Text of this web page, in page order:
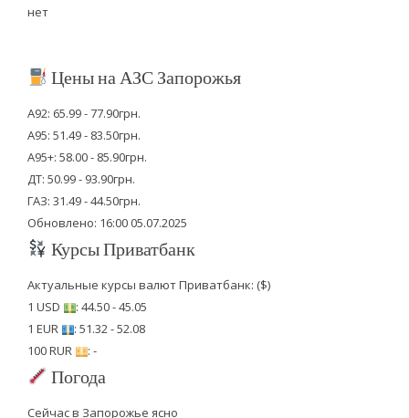
нет
Цены на АЗС Запорожья
А92: 65.99 - 77.90грн.
А95: 51.49 - 83.50грн.
А95+: 58.00 - 85.90грн.
ДТ: 50.99 - 93.90грн.
ГАЗ: 31.49 - 44.50грн.
Обновлено: 16:00 05.07.2025
Курсы Приватбанк
Актуальные курсы валют Приватбанк: ($)
1 USD
: 44.50 - 45.05
1 EUR
: 51.32 - 52.08
100 RUR
: -
Погода
Сейчас в Запорожье ясно